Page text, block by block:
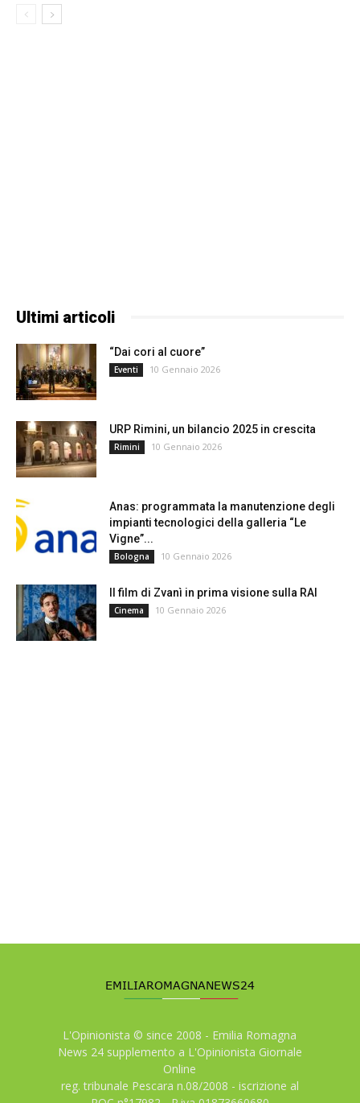
Ultimi articoli
“Dai cori al cuore”
Eventi 10 Gennaio 2026
URP Rimini, un bilancio 2025 in crescita
Rimini 10 Gennaio 2026
Anas: programmata la manutenzione degli
impianti tecnologici della galleria “Le
Vigne”...
Bologna 10 Gennaio 2026
Il film di Zvanì in prima visione sulla RAI
Cinema 10 Gennaio 2026
L'Opinionista © since 2008 - Emilia Romagna
News 24 supplemento a L'Opinionista Giornale
Online
reg. tribunale Pescara n.08/2008 - iscrizione al